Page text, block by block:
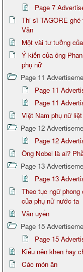
Page 7
Thi sĩ TAGORE
Văn
Một vài tư tưởng
Ý kiến của ông
phụ nữ
Page 11
Page 11
Page 11
Việt Nam phụ nữ
Page 12
Page 12
Ông Nobel là ai?
Page 13
Page 13
Theo tục ngữ
của phụ nữ nước ta
Văn uyển
Page 15
Page 15
Kiểu nên khen hay
Các món ăn